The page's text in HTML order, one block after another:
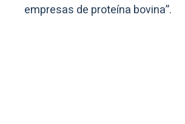
empresas de proteína bovina”.